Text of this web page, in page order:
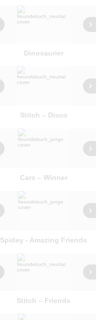
Dinosaurier
Stitch – Disco
Cars – Winner
Spidey - Amazing Friends
Stitch – Friends